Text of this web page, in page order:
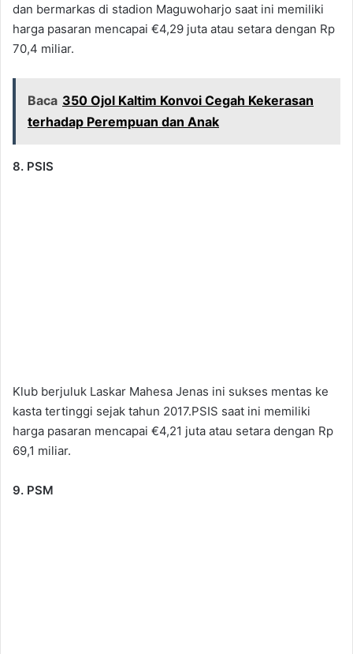
dan bermarkas di stadion Maguwoharjo saat ini memiliki
harga pasaran mencapai €4,29 juta atau setara dengan Rp
70,4 miliar.
Baca 350 Ojol Kaltim Konvoi Cegah Kekerasan
terhadap Perempuan dan Anak
8. PSIS
Klub berjuluk Laskar Mahesa Jenas ini sukses mentas ke
kasta tertinggi sejak tahun 2017.PSIS saat ini memiliki
harga pasaran mencapai €4,21 juta atau setara dengan Rp
69,1 miliar.
9. PSM